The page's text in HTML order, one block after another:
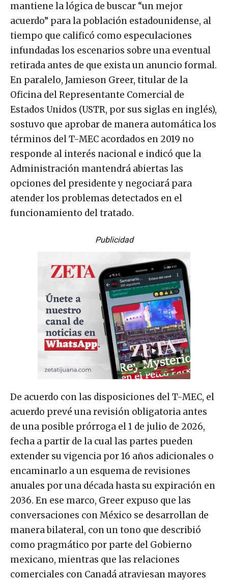
mantiene la lógica de buscar “un mejor
acuerdo” para la población estadounidense, al
tiempo que calificó como especulaciones
infundadas los escenarios sobre una eventual
retirada antes de que exista un anuncio formal.
En paralelo, Jamieson Greer, titular de la
Oficina del Representante Comercial de
Estados Unidos (USTR, por sus siglas en inglés),
sostuvo que aprobar de manera automática los
términos del T-MEC acordados en 2019 no
responde al interés nacional e indicó que la
Administración mantendrá abiertas las
opciones del presidente y negociará para
atender los problemas detectados en el
funcionamiento del tratado.
Publicidad
De acuerdo con las disposiciones del T-MEC, el
acuerdo prevé una revisión obligatoria antes
de una posible prórroga el 1 de julio de 2026,
fecha a partir de la cual las partes pueden
extender su vigencia por 16 años adicionales o
encaminarlo a un esquema de revisiones
anuales por una década hasta su expiración en
2036. En ese marco, Greer expuso que las
conversaciones con México se desarrollan de
manera bilateral, con un tono que describió
como pragmático por parte del Gobierno
mexicano, mientras que las relaciones
comerciales con Canadá atraviesan mayores